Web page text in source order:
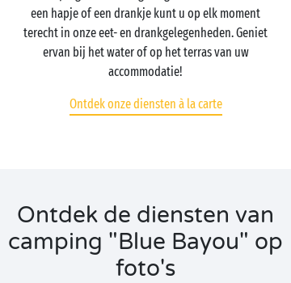
een hapje of een drankje kunt u op elk moment
terecht in onze eet- en drankgelegenheden. Geniet
ervan bij het water of op het terras van uw
accommodatie!
Ontdek onze diensten à la carte
Ontdek de diensten van
camping "Blue Bayou" op
foto's